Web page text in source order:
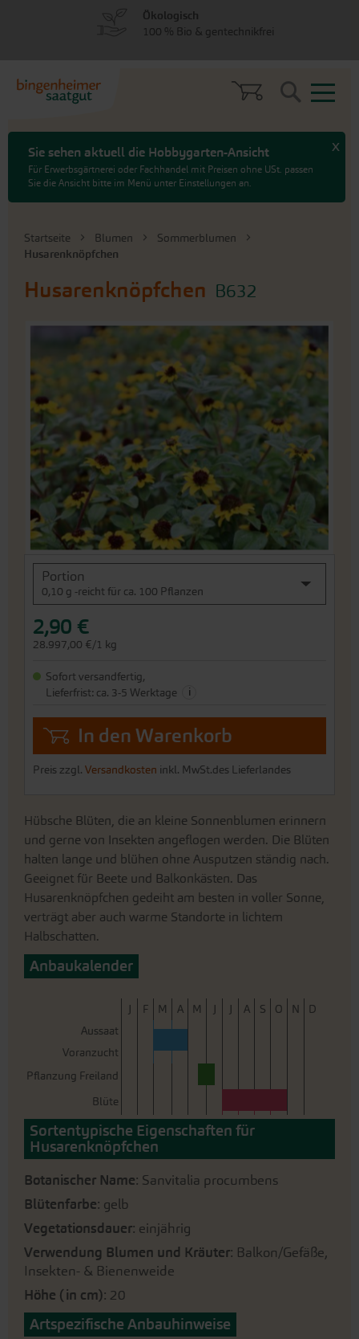
Sie sehen aktuell die Hobbygarten-Ansicht
Für Erwerbsgärtnerei oder Fachhandel mit Preisen ohne USt. passen
Sie die Ansicht bitte im Menü unter Einstellungen an.
x
Search
Startseite Blumen
Sommerblumen
Husarenknöpfchen
Husarenknöpfchen B632
Portion
0,10 g -reicht für ca. 100 Pflanzen
2,90 €
28.997,00 €/1 kg
Sofort versandfertig,
Lieferfrist: ca. 3-5 Werktage
i
In den Warenkorb
Preis zzgl. Versandkosten inkl. MwSt.des Lieferlandes
An
der
springen
An
Beginn
der
Bildergalerie
springen
Hübsche Blüten, die an kleine Sonnenblumen erinnern
und gerne von Insekten angeflogen werden. Die Blüten
halten lange und blühen ohne Ausputzen ständig nach.
Geeignet für Beete und Balkonkästen. Das
Husarenknöpfchen gedeiht am besten in voller Sonne,
verträgt aber auch warme Standorte in lichtem
Halbschatten.
Anbaukalender
J F M A M J J A S O N
D
Aussaat
Voranzucht
Pflanzung Freiland
Blüte
Sortentypische Eigenschaften für
Husarenknöpfchen
Botanischer Name: Sanvitalia procumbens
Blütenfarbe: gelb
Vegetationsdauer: einjährig
Verwendung Blumen und Kräuter: Balkon/Gefäße,
Insekten- & Bienenweide
Höhe (in cm): 20
Artspezifische Anbauhinweise
Ökologisch
100 % Bio & gentechnikfrei